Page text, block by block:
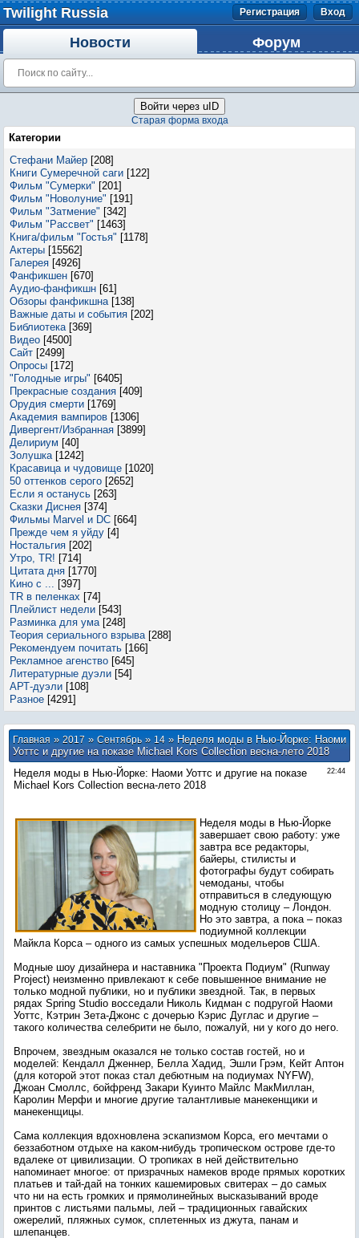
Twilight Russia Регистрация Вход
Новости Форум
Войти через uID
Старая форма входа
Категории
Стефани Майер [208]
Книги Сумеречной саги [122]
Фильм "Сумерки" [201]
Фильм "Новолуние" [191]
Фильм "Затмение" [342]
Фильм "Рассвет" [1463]
Книга/фильм "Гостья" [1178]
Актеры [15562]
Галерея [4926]
Фанфикшен [670]
Аудио-фанфикшн [61]
Обзоры фанфикшна [138]
Важные даты и события [202]
Библиотека [369]
Видео [4500]
Сайт [2499]
Опросы [172]
"Голодные игры" [6405]
Прекрасные создания [409]
Орудия смерти [1769]
Академия вампиров [1306]
Дивергент/Избранная [3899]
Делириум [40]
Золушка [1242]
Красавица и чудовище [1020]
50 оттенков серого [2652]
Если я останусь [263]
Сказки Диснея [374]
Фильмы Marvel и DC [664]
Прежде чем я уйду [4]
Ностальгия [202]
Утро, TR! [714]
Цитата дня [1770]
Кино с ... [397]
TR в пеленках [74]
Плейлист недели [543]
Разминка для ума [248]
Теория сериального взрыва [288]
Рекомендуем почитать [166]
Рекламное агенство [645]
Литературные дуэли [54]
АРТ-дуэли [108]
Разное [4291]
Главная»2017 » Сентябрь » 14» Неделя моды в Нью-Йорке: Наоми
Уоттс и другие на показе Michael Kors Collection весна-лето 2018
22:44
Неделя моды в Нью-Йорке: Наоми Уоттс и другие на показе
Michael Kors Collection весна-лето 2018
Неделя моды в Нью-Йорке
завершает свою работу: уже
завтра все редакторы,
байеры, стилисты и
фотографы будут собирать
чемоданы, чтобы
отправиться в следующую
модную столицу – Лондон.
Но это завтра, а пока – показ
подиумной коллекции
Майкла Корса – одного из самых успешных модельеров США.
Модные шоу дизайнера и наставника "Проекта Подиум" (Runway
Project) неизменно привлекают к себе повышенное внимание не
только модной публики, но и публики звездной. Так, в первых
рядах Spring Studio восседали Николь Кидман с подругой Наоми
Уоттс, Кэтрин Зета-Джонс с дочерью Кэрис Дуглас и другие –
такого количества селебрити не было, пожалуй, ни у кого до него.
Впрочем, звездным оказался не только состав гостей, но и
моделей: Кендалл Дженнер, Белла Хадид, Эшли Грэм, Кейт Аптон
(для которой этот показ стал дебютным на подиумах NYFW),
Джоан Смоллс, бойфренд Закари Куинто Майлс МакМиллан,
Каролин Мерфи и многие другие талантливые манекенщики и
манекенщицы.
Сама коллекция вдохновлена эскапизмом Корса, его мечтами о
беззаботном отдыхе на каком-нибудь тропическом острове где-то
вдалеке от цивилизации. О тропиках в ней действительно
напоминает многое: от призрачных намеков вроде прямых коротких
платьев и тай-дай на тонких кашемировых свитерах – до самых
что ни на есть громких и прямолинейных высказываний вроде
принтов с листьями пальмы, лей – традиционных гавайских
ожерелий, пляжных сумок, сплетенных из джута, панам и
шлепанцев.